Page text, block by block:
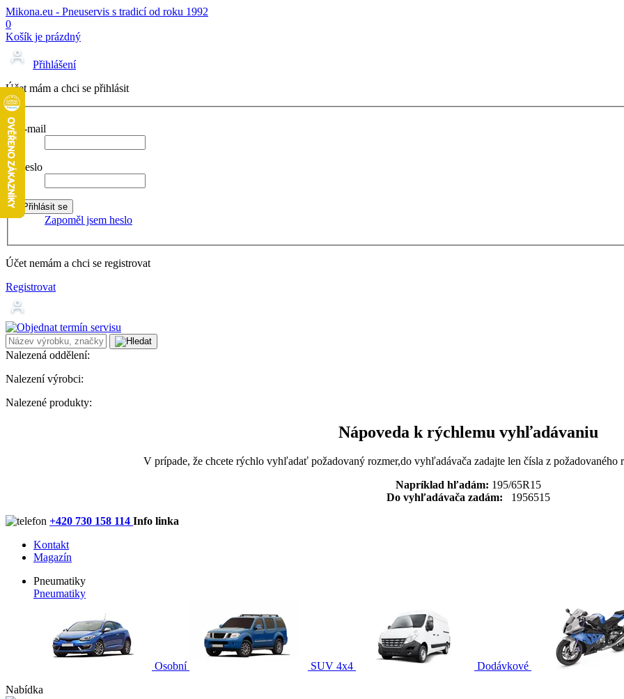
Mikona.eu - Pneuservis s tradicí od roku 1992
0
Košík je prázdný
Přihlášení
Účet mám a chci se přihlásit
E-mail
Heslo
Zapoměl jsem heslo
Účet nemám a chci se registrovat
Registrovat
Nalezená oddělení:
Nalezení výrobci:
Nalezené produkty:
Nápoveda k rýchlemu vyhľadávaniu
V prípade, že chcete rýchlo vyhľadať požadovaný rozmer,do vyhľadávača zadajte len čísla z
Napríklad hľadám: 195/65R15
Do vyhľadávača zadám: 1956515
+420 730 158 114 Info linka
Kontakt
Magazín
Pneumatiky
Pneumatiky
Osobní SUV 4x4
Dodávkové
Nabídka